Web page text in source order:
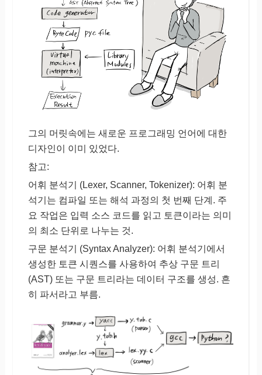
그의 머릿속에는 새로운 프로그래밍 언어에 대한
디자인이 이미 있었다.
참고:
어휘 분석기 (Lexer, Scanner, Tokenizer): 어휘 분
석기는 컴파일 또는 해석 과정의 첫 번째 단계. 주
요 작업은 입력 소스 코드를 읽고 토큰이라는 의미
의 최소 단위로 나누는 것.
구문 분석기 (Syntax Analyzer): 어휘 분석기에서
생성한 토큰 시퀀스를 사용하여 추상 구문 트리
(AST) 또는 구문 트리라는 데이터 구조를 생성. 흔
히 파서라고 부름.